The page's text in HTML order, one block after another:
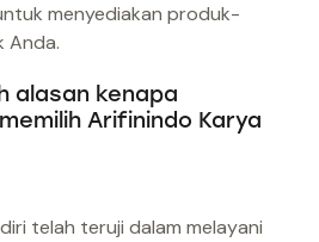
menyediakan produk-
Anda.
alasan kenapa
Arifinindo Karya
telah teruji dalam melayani